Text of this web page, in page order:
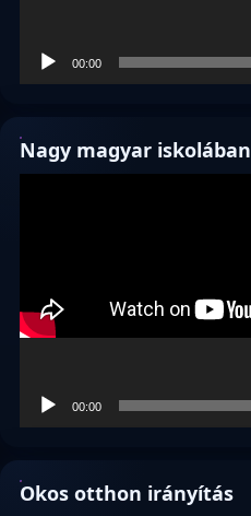
00:00
Nagy magyar iskolában
00:00
Okos otthon irányítás